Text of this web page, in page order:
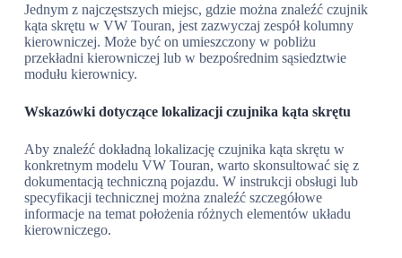
Jednym z najczęstszych miejsc, gdzie można znaleźć czujnik
kąta skrętu w VW Touran, jest zazwyczaj zespół kolumny
kierowniczej. Może być on umieszczony w pobliżu
przekładni kierowniczej lub w bezpośrednim sąsiedztwie
modułu kierownicy.
Wskazówki dotyczące lokalizacji czujnika kąta skrętu
Aby znaleźć dokładną lokalizację czujnika kąta skrętu w
konkretnym modelu VW Touran, warto skonsultować się z
dokumentacją techniczną pojazdu. W instrukcji obsługi lub
specyfikacji technicznej można znaleźć szczegółowe
informacje na temat położenia różnych elementów układu
kierowniczego.